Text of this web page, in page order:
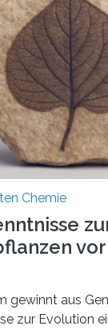
cerevisiae
der Organellen
28. Oktober
Chemie
gewinnt aus
zur Evolution